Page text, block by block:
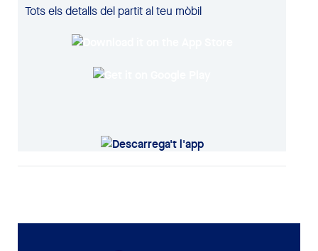
Tots els detalls del partit al teu mòbil